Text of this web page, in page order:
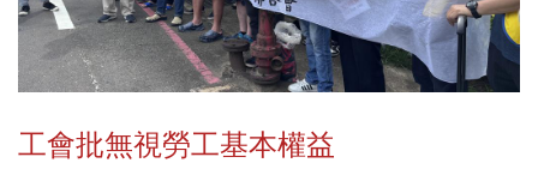
工會批無視勞工基本權益